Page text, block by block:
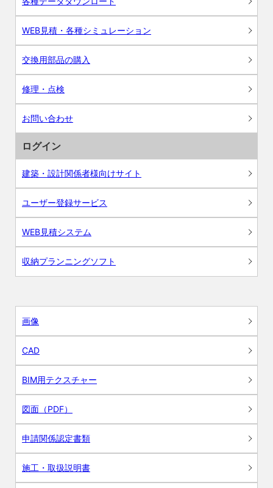
WEB見積・各種シミュレーション
交換用部品の購入
修理・点検
お問い合わせ
ログイン
建築・設計関係者様向けサイト
ユーザー登録サービス
WEB見積システム
収納プランニングソフト
画像
CAD
BIM用テクスチャー
図面（PDF）
申請関係認定書類
施工・取扱説明書